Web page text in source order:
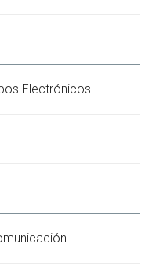
Electrónicos